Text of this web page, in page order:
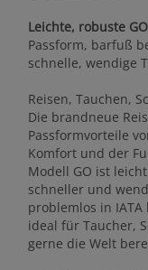
Leichte, robuste
Passform, barfuß
schnelle, wendige
Reisen, Tauchen,
Die brandneue
Passformvorteile
Komfort und der
Modell GO ist
schneller und
problemlos in
ideal für Taucher,
gerne die Welt